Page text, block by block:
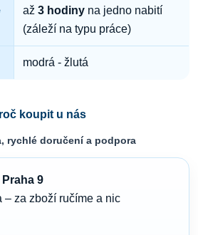
až 3 hodiny na jedno nabití
(záleží na typu práce)
modrá - žlutá
koupit u nás
rychlé doručení a podpora
9
– za zboží ručíme a nic